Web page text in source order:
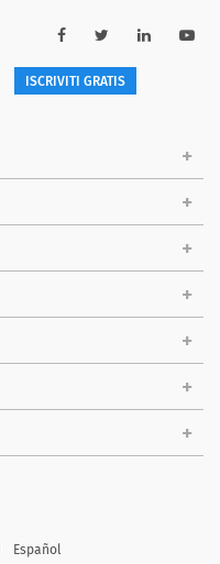
ISCRIVITI GRATIS
Español